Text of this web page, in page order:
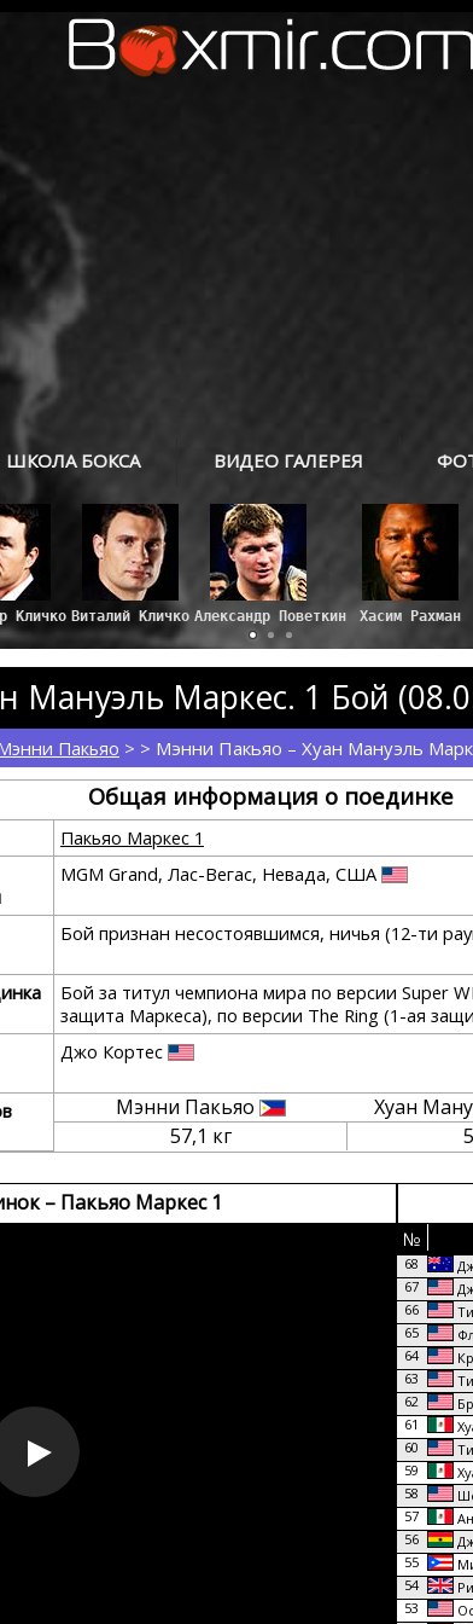
ШКОЛА БОКСА ВИДЕО ГАЛЕРЕЯ
Александр Поветкин
Хасим Рахман
Мануэль Маркес. 1 Бой
Пакьяо > > Мэнни Пакьяо – Хуан Мануэль
Общая информация о поединке
Пакьяо Маркес 1
MGM Grand, Лас-Вегас, Невада, США
Бой признан несостоявшимся, ничья (12-ти
Бой за титул чемпиона мира по версии Super
защита Маркеса), по версии The Ring (1-ая
Джо Кортес
Мэнни Пакьяо
Хуан
57,1 кг
– Пакьяо Маркес 1
№
68
67
66
65
64
63
62
61
60
59
58
57
56
55
54
53